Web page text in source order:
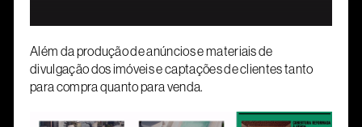
Além da produção de anúncios e materiais de
divulgação dos imóveis e captações de clientes tanto
para compra quanto para venda.